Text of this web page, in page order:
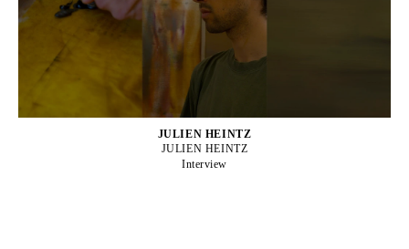
JULIEN HEINTZ
JULIEN HEINTZ
Interview